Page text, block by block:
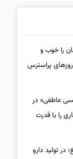
را خوب و
پراسترس
عاطفی» در
را با قدرت
در تولید دارو